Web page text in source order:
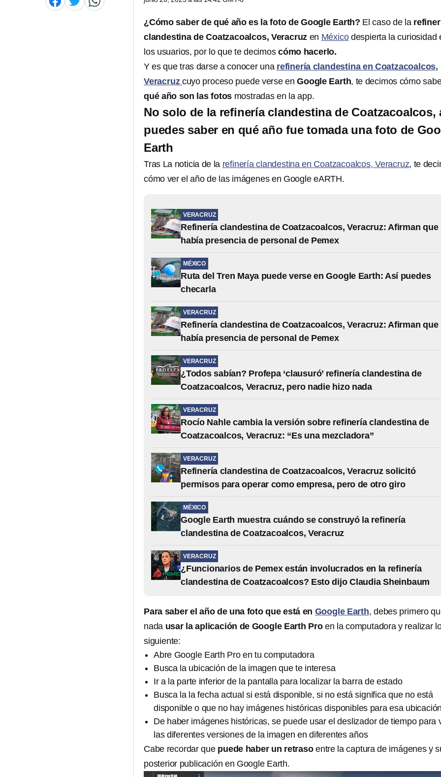
¿Cómo saber de qué año es la foto de Google Earth? El caso de la
clandestina de Coatzacoalcos, Veracruz en Méxicodespierta la curiosidad
los usuarios, por lo que te decimoscómo hacerlo.
Y es que tras darse a conocer una refinería clandestina en Coatzacoalcos,
Veracruz cuyo proceso puede verse en Google Earth, te decimos cómo
qué año son las fotos mostradas en la app.
No solo de la refinería clandestina de Coatzacoalcos,
puedes saber en qué año fue tomada una foto de
Earth
Tras La noticia de la refinería clandestina en Coatzacoalcos, Veracruz, te
cómo ver el año de las imágenes en Google eARTH.
VERACRUZ
Refinería clandestina de Coatzacoalcos, Veracruz: Afirman que
había presencia de personal de Pemex
MÉXICO
Ruta del Tren Maya puede verse en Google Earth: Así puedes
checarla
VERACRUZ
Refinería clandestina de Coatzacoalcos, Veracruz: Afirman que
había presencia de personal de Pemex
VERACRUZ
¿Todos sabían? Profepa ‘clausuró’ refinería clandestina de
Coatzacoalcos, Veracruz, pero nadie hizo nada
VERACRUZ
Rocío Nahle cambia la versión sobre refinería clandestina de
Coatzacoalcos, Veracruz: “Es una mezcladora”
VERACRUZ
Refinería clandestina de Coatzacoalcos, Veracruz solicitó
permisos para operar como empresa, pero de otro giro
MÉXICO
Google Earth muestra cuándo se construyó la refinería
clandestina de Coatzacoalcos, Veracruz
VERACRUZ
¿Funcionarios de Pemex están involucrados en la refinería
clandestina de Coatzacoalcos? Esto dijo Claudia Sheinbaum
Para saber el año de una foto que está en Google Earth, debes primero
nada usar la aplicación de Google Earth Proen la computadora y realizar
siguiente:
Abre Google Earth Pro en tu computadora
Busca la ubicación de la imagen que te interesa
Ir a la parte inferior de la pantalla para localizar la barra de estado
Busca la la fecha actual si está disponible, si no está significa que no está
disponible o que no hay imágenes históricas disponibles para esa
De haber imágenes históricas, se puede usar el deslizador de tiempo para
las diferentes versiones de la imagen en diferentes años
Cabe recordar que puede haber un retrasoentre la captura de imágenes y
posterior publicación en Google Earth.